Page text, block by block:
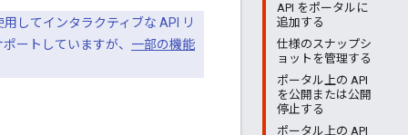
API をポータルに
追加する
仕様のスナップシ
ョットを管理する
ポータル上の API
を公開または公開
停止する
ポータル上の API
してインタラクティブな API リ
ートしていますが、 一部の機能